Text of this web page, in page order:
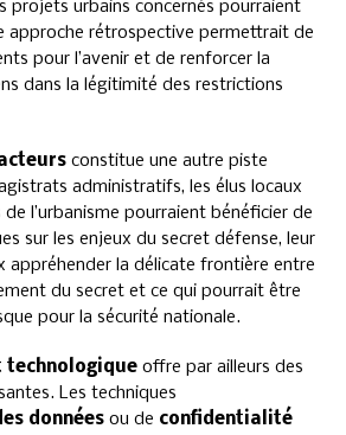
projets urbains concernés pourraient
approche rétrospective permettrait de
pour l’avenir et de renforcer la
dans la légitimité des restrictions
constitue une autre piste
administratifs, les élus locaux
l’urbanisme pourraient bénéficier de
sur les enjeux du secret défense, leur
appréhender la délicate frontière entre
du secret et ce qui pourrait être
pour la sécurité nationale.
technologique offre par ailleurs des
Les techniques
données ou de confidentialité